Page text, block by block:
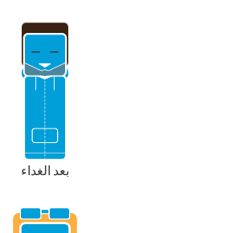
بعد الغداء